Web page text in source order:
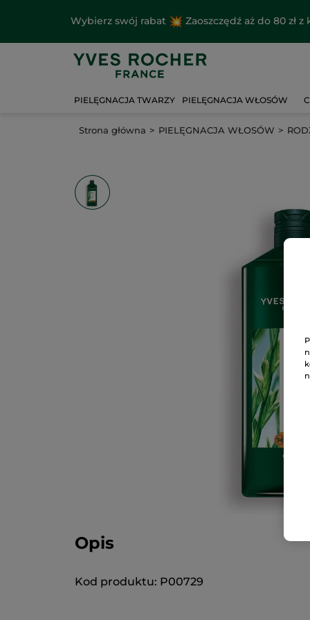
Wybierz swój rabat Zaoszczędź aż do 80 zł z
PIELĘGNACJA TWARZY PIELĘGNACJA WŁOSÓW
Strona główna PIELĘGNACJA WŁOSÓW
Opis
Kod produktu: P00729